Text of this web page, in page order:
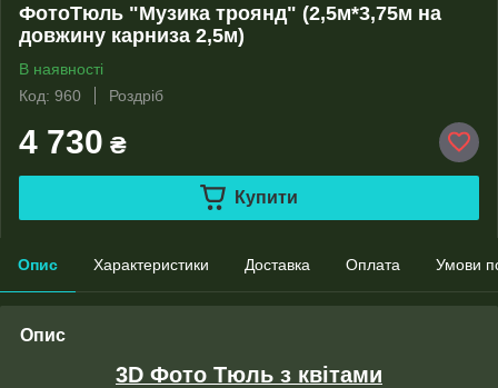
ФотоТюль "Музика троянд" (2,5м*3,75м на
довжину карниза 2,5м)
В наявності
Код: 960
Роздріб
4 730 ₴
Купити
Опис Характеристики Доставка Оплата Умови
Опис
3D Фото Тюль з квітами